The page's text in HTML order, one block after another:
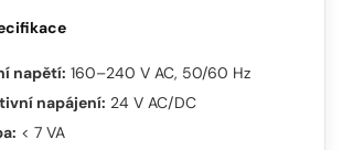
napětí: 160–240 V AC, 50/60 Hz
napájení: 24 V AC/DC
< 7 VA